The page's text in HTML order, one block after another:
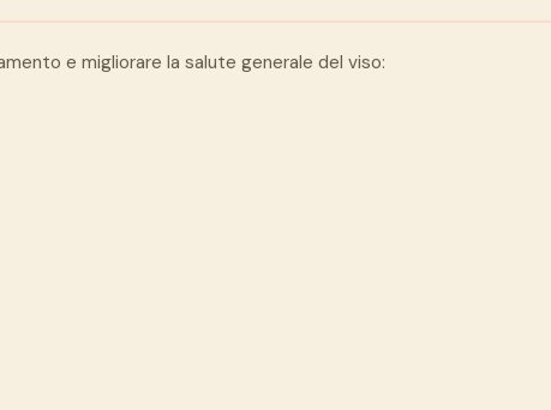
e migliorare la salute generale del viso: